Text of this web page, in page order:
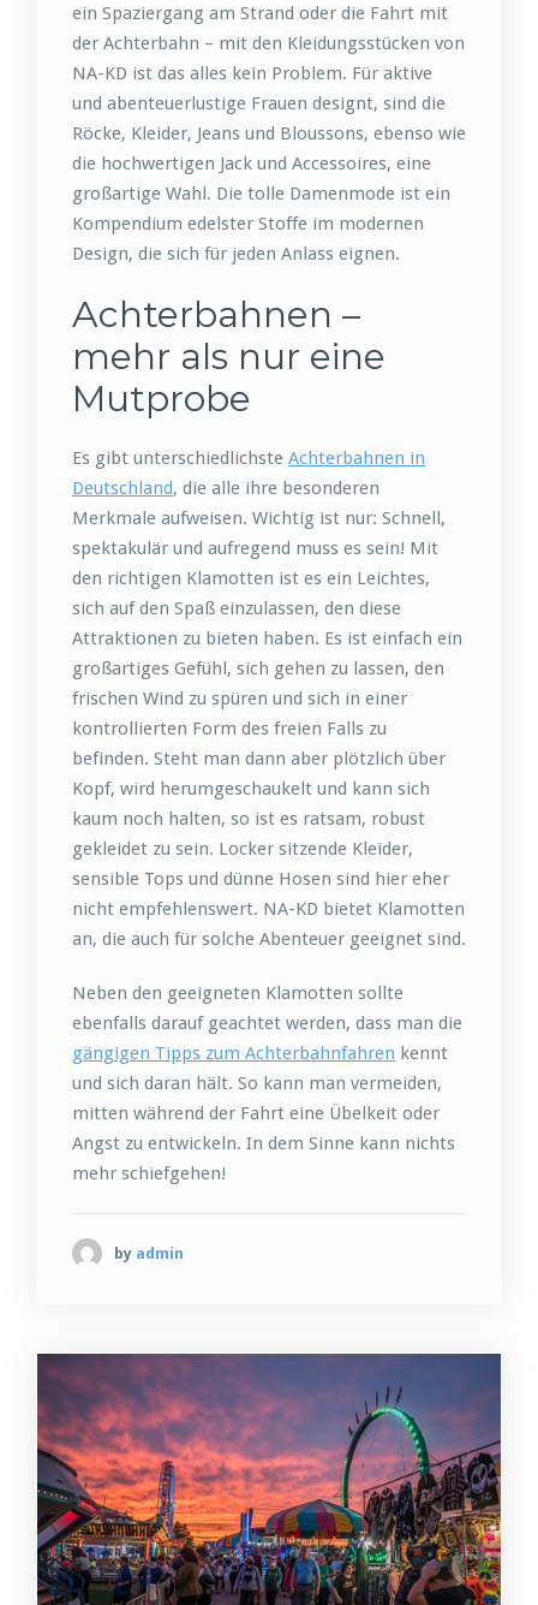
ein Spaziergang am Strand oder die Fahrt mit
der Achterbahn – mit den Kleidungsstücken von
NA-KD ist das alles kein Problem. Für aktive
und abenteuerlustige Frauen designt, sind die
Röcke, Kleider, Jeans und Bloussons, ebenso wie
die hochwertigen Jack und Accessoires, eine
großartige Wahl. Die tolle Damenmode ist ein
Kompendium edelster Stoffe im modernen
Design, die sich für jeden Anlass eignen.
Achterbahnen –
mehr als nur eine
Mutprobe
Es gibt unterschiedlichste Achterbahnen in
Deutschland, die alle ihre besonderen
Merkmale aufweisen. Wichtig ist nur: Schnell,
spektakulär und aufregend muss es sein! Mit
den richtigen Klamotten ist es ein Leichtes,
sich auf den Spaß einzulassen, den diese
Attraktionen zu bieten haben. Es ist einfach ein
großartiges Gefühl, sich gehen zu lassen, den
frischen Wind zu spüren und sich in einer
kontrollierten Form des freien Falls zu
befinden. Steht man dann aber plötzlich über
Kopf, wird herumgeschaukelt und kann sich
kaum noch halten, so ist es ratsam, robust
gekleidet zu sein. Locker sitzende Kleider,
sensible Tops und dünne Hosen sind hier eher
nicht empfehlenswert. NA-KD bietet Klamotten
an, die auch für solche Abenteuer geeignet sind.
Neben den geeigneten Klamotten sollte
ebenfalls darauf geachtet werden, dass man die
gängigen Tipps zum Achterbahnfahren kennt
und sich daran hält. So kann man vermeiden,
mitten während der Fahrt eine Übelkeit oder
Angst zu entwickeln. In dem Sinne kann nichts
mehr schiefgehen!
by admin